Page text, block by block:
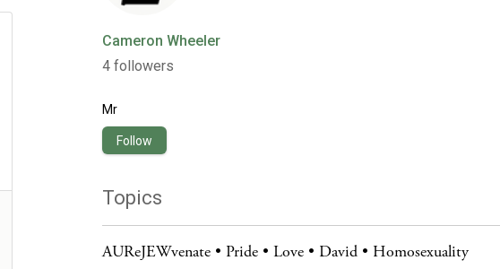
Cameron Wheeler
4 followers
Mr
Follow
Topics
AUReJEWvenate Pride Love David Homosexuality